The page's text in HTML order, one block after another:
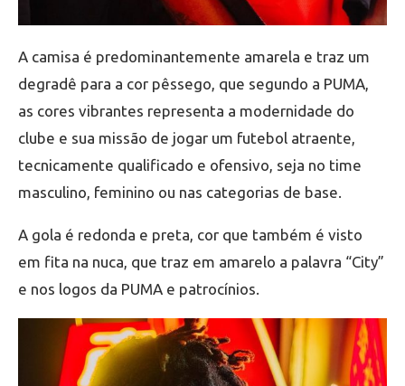
A camisa é predominantemente amarela e traz um
degradê para a cor pêssego, que segundo a PUMA,
as cores vibrantes representa a modernidade do
clube e sua missão de jogar um futebol atraente,
tecnicamente qualificado e ofensivo, seja no time
masculino, feminino ou nas categorias de base.
A gola é redonda e preta, cor que também é visto
em fita na nuca, que traz em amarelo a palavra “City”
e nos logos da PUMA e patrocínios.